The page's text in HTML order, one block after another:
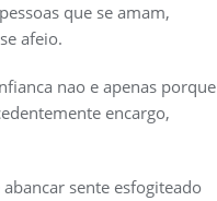
que se amam,
afeio.
nao e apenas porque
encargo,
sente esfogiteado